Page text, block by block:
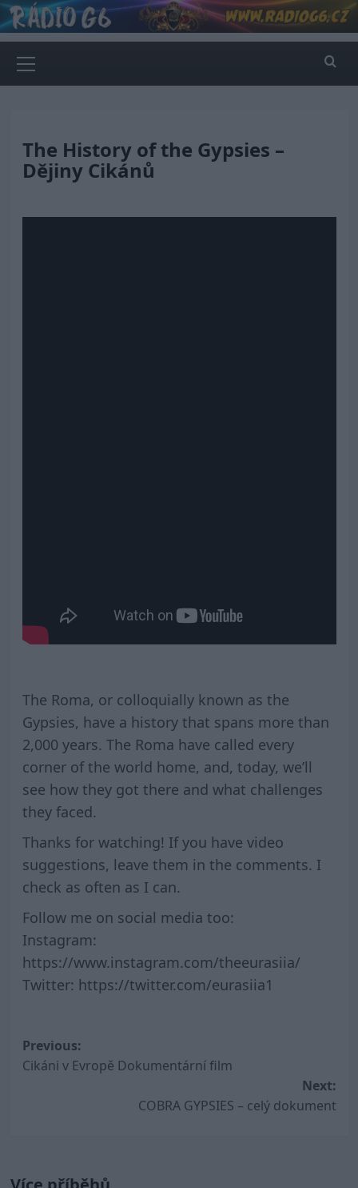
Skip
to
content
Menu
The History of the Gypsies –
Dějiny Cikánů
The Roma, or colloquially known as the
Gypsies, have a history that spans more than
2,000 years. The Roma have called every
corner of the world home, and, today, we’ll
see how they got there and what challenges
they faced.
Thanks for watching! If you have video
suggestions, leave them in the comments. I
check as often as I can.
Follow me on social media too:
Instagram:
https://www.instagram.com/theeurasiia/
Twitter: https://twitter.com/eurasiia1
Post
navigation
Previous:
Cikáni v Evropě Dokumentární film
Next:
COBRA GYPSIES – celý dokument